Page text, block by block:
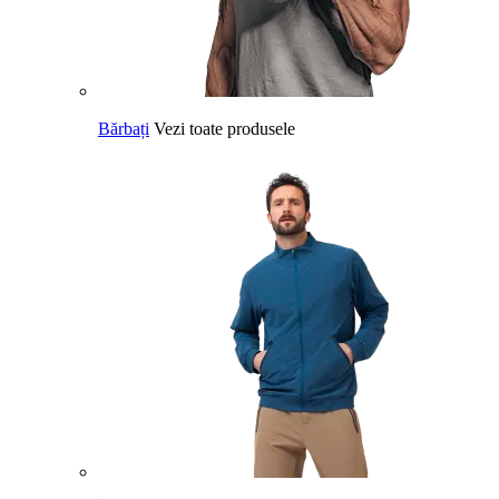
Bărbați Vezi toate produsele